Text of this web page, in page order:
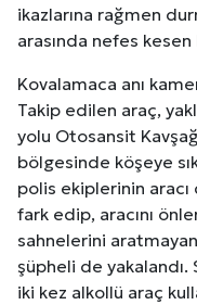
ikazlarına rağmen
arasında nefes
Kovalamaca anı
Takip edilen araç,
yolu Otosansit
bölgesinde köşeye
polis ekiplerinin
fark edip, aracını
sahnelerini
şüpheli de yakalandı.
iki kez alkollü araç